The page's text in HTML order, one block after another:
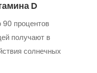
D
90 процентов
получают в
солнечных